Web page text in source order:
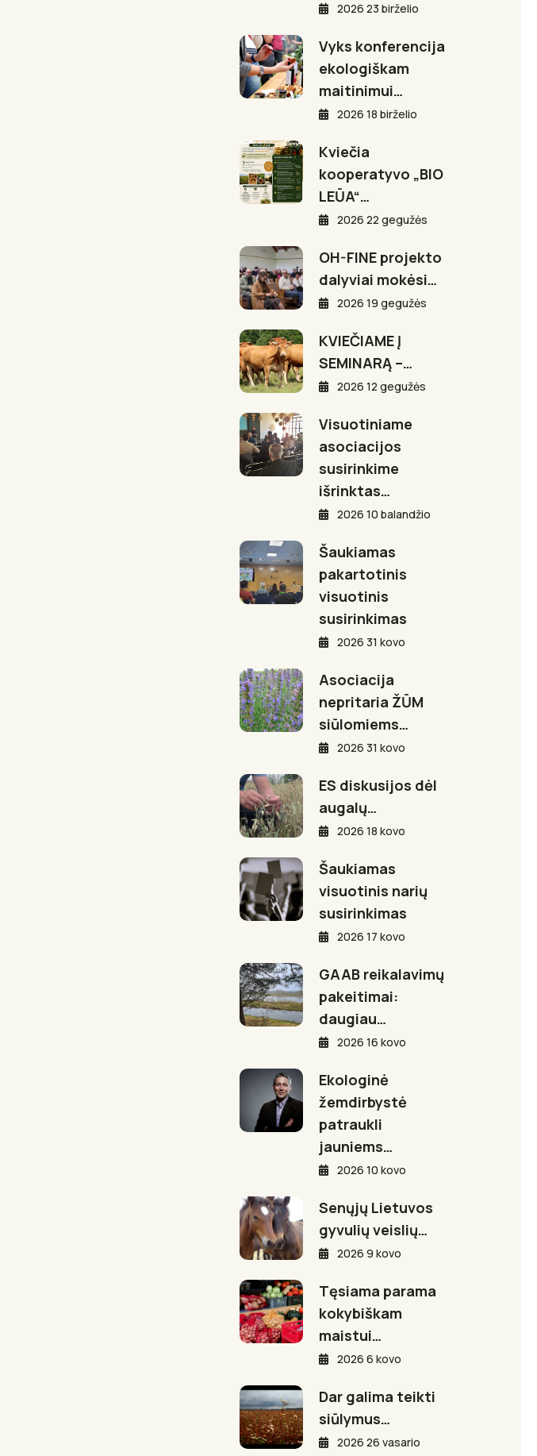
2026 23 birželio
Vyks konferencija
ekologiškam
maitinimui…
2026 18 birželio
Kviečia
kooperatyvo „BIO
LEŪA“…
2026 22 gegužės
OH-FINE projekto
dalyviai mokėsi…
2026 19 gegužės
KVIEČIAME Į
SEMINARĄ –…
2026 12 gegužės
Visuotiniame
asociacijos
susirinkime
išrinktas…
2026 10 balandžio
Šaukiamas
pakartotinis
visuotinis
susirinkimas
2026 31 kovo
Asociacija
nepritaria ŽŪM
siūlomiems…
2026 31 kovo
ES diskusijos dėl
augalų…
2026 18 kovo
Šaukiamas
visuotinis narių
susirinkimas
2026 17 kovo
GAAB reikalavimų
pakeitimai:
daugiau…
2026 16 kovo
Ekologinė
žemdirbystė
patraukli
jauniems…
2026 10 kovo
Senųjų Lietuvos
gyvulių veislių…
2026 9 kovo
Tęsiama parama
kokybiškam
maistui…
2026 6 kovo
Dar galima teikti
siūlymus…
2026 26 vasario